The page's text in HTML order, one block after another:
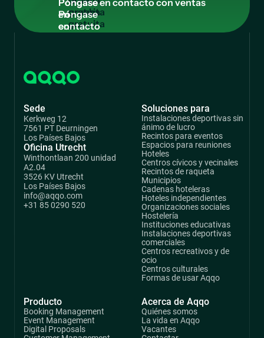
gratuita
Póngase
en
contacto
Sede
Kerkweg 12
7561 PT Deurningen
Los Países Bajos
Oficina Utrecht
Winthontlaan 200 unidad
A2.04
3526 KV Utrecht
Los Países Bajos
info@aqqo.com
+31 85 0290 520
Producto
Booking Management
Event Management
Digital Proposals
Soluciones para
Instalaciones deportivas sin
ánimo de lucro
Recintos para eventos
Espacios para reuniones
Hoteles
Centros cívicos y vecinales
Recintos de raqueta
Municipios
Cadenas hoteleras
Hoteles independientes
Organizaciones sociales
Hostelería
Instituciones educativas
Instalaciones deportivas
comerciales
Centros recreativos y de
ocio
Centros culturales
Formas de usar Aqqo
Acerca de Aqqo
Quiénes somos
La vida en Aqqo
Vacantes